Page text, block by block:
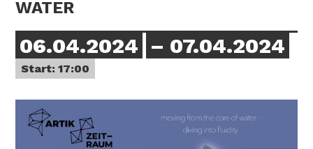
WATER
06.04.2024 – 07.04.2024
Start: 17:00